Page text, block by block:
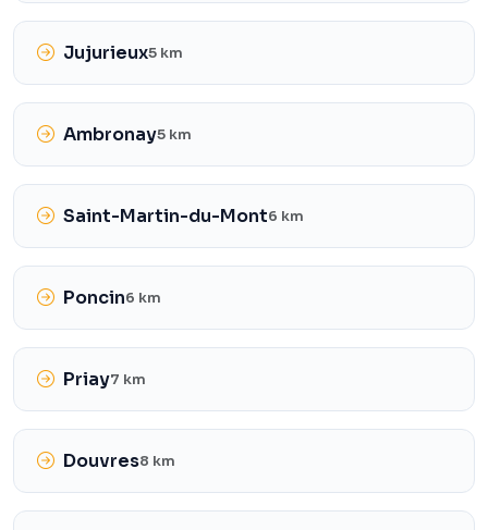
Jujurieux5 km
Ambronay5 km
Saint-Martin-du-Mont6 km
Poncin6 km
Priay7 km
Douvres8 km